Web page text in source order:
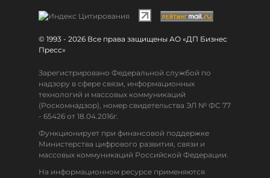
© 1993 - 2026 Все права защищены АО «ДП Бизнес
Пресс»
Зарегистрировано Федеральной службой по
надзору в сфере связи, информационных
технологий и массовых коммуникаций
(Роскомнадзор), номер свидетельства ЭЛ № ФС 77
- 65426 от 18.04.2016г.
Функционирует при финансовой поддержке
Министерства цифрового развития, связи и
массовых коммуникаций Российской Федерации.
На информационном ресурсе применяются